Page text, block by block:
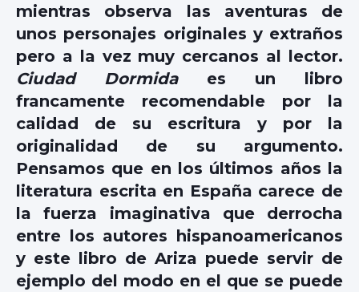
mientras observa las aventuras de
unos personajes originales y extraños
pero a la vez muy cercanos al lector.
Ciudad Dormidaes un libro
francamente recomendable por la
calidad de su escritura y por la
originalidad de su argumento.
Pensamos que en los últimos años la
literatura escrita en España carece de
la fuerza imaginativa que derrocha
entre los autores hispanoamericanos
y este libro de Ariza puede servir de
ejemplo del modo en el que se puede